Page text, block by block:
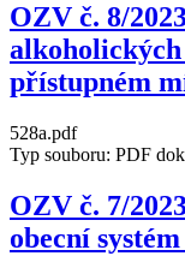
OZV č. 8/
přístupném
528a.pdf
Typ souboru: PDF
OZV č. 7/
obecní